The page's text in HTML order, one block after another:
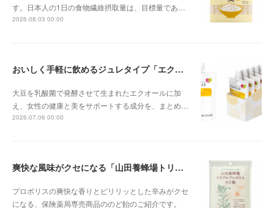
す。日本人の1日の食物繊維摂取量は、目標量であ…
2026.08.03 00:00
おいしく手軽に飲めるジュレタイプ「エクエル ジュレ」
大豆を乳酸菌で発酵させて生まれたエクオールに加
え、女性の健康と美をサポートする成分を、まとめ…
2026.07.06 00:00
爽快な風味がクセになる「山田養蜂場トリプルプロポリスのど飴」
プロポリスの爽快な香りとピリリッとした辛みがクセ
になる、保険薬局専売商品ののど飴のご紹介です。